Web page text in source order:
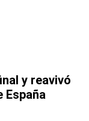
y reavivó
España